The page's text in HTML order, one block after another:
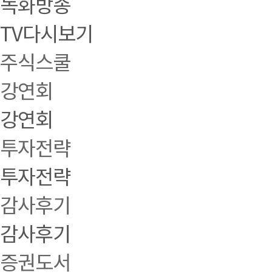
TV다시보기
주식스쿨
강연회
강연회
투자전략
투자전략
감사후기
감사후기
증권도서